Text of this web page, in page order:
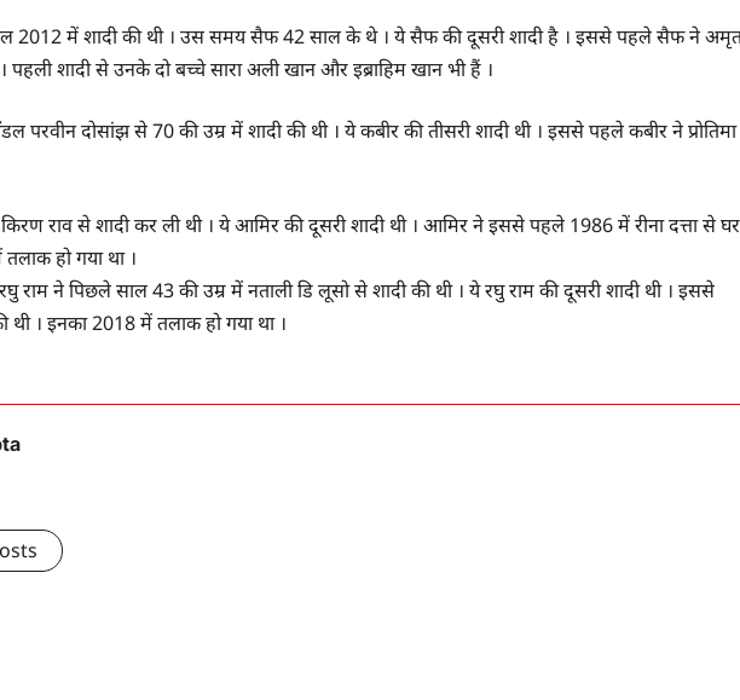
2012 में शादी की थी । उस समय सैफ 42 साल के थे । ये सैफ की दूसरी शादी है । इससे पहले सैफ ने
पहली शादी से उनके दो बच्चे सारा अली खान और इब्राहिम खान भी हैं ।
परवीन दोसांझ से 70 की उम्र में शादी की थी । ये कबीर की तीसरी शादी थी । इससे पहले कबीर ने प्रोतिमा
राव से शादी कर ली थी । ये आमिर की दूसरी शादी थी । आमिर ने इससे पहले 1986 में रीना दत्ता से घर
हो गया था ।
राम ने पिछले साल 43 की उम्र में नताली डि लूसो से शादी की थी । ये रघु राम की दूसरी शादी थी । इससे
। इनका 2018 में तलाक हो गया था ।